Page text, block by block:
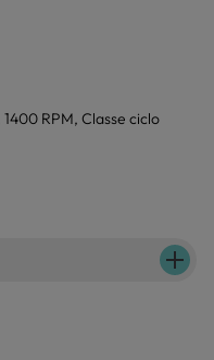
RPM, Classe ciclo